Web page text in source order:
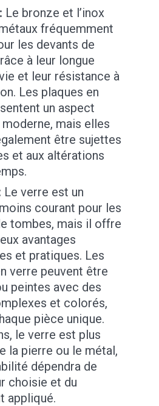
Le bronze et l’inox
fréquemment
les devants de
à leur longue
et leur résistance à
Les plaques en
un aspect
mais elles
être sujettes
et aux altérations
Le verre est un
courant pour les
tombes, mais il offre
avantages
et pratiques. Les
verre peuvent être
peintes avec des
et colorés,
pièce unique.
le verre est plus
la pierre ou le métal,
dépendra de
choisie et du
appliqué.